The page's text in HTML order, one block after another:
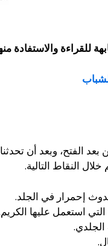
للقراءة والاستفادة
الفتح، وبعد أن
النقاط التالية.
إحمرار في الجلد.
استعمل عليها